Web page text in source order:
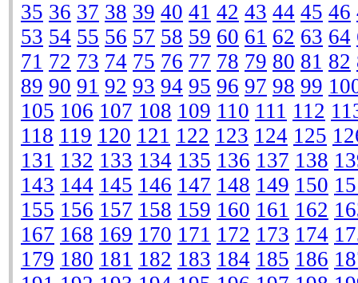
35 36 37 38 39 40 41 42 43 44 45 46
53 54 55 56 57 58 59 60 61 62 63 64
71 72 73 74 75 76 77 78 79 80 81 82
89 90 91 92 93 94 95 96 97 98 99
105 106 107 108 109 110 111 112
118 119 120 121 122 123 124 125
131 132 133 134 135 136 137 138
143 144 145 146 147 148 149 150
155 156 157 158 159 160 161 162
167 168 169 170 171 172 173 174
179 180 181 182 183 184 185 186